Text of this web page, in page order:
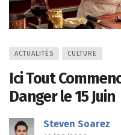
ACTUALITÉS CULTURE
Ici Tout
Danger le 15 Juin
Steven Soarez